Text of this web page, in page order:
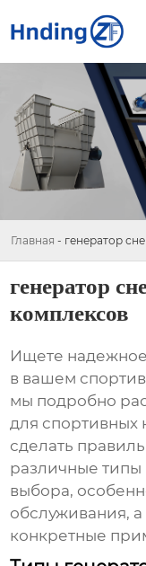
Главная - генератор
генератор
комплексов
Ищете
в вашем
мы подробно
для спортивных
сделать
различные типы
выбора,
обслуживания,
конкретные